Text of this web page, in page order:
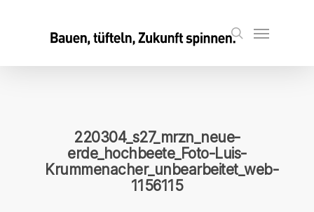
search
Menu
220304_s27_mrzn_neue-
erde_hochbeete_Foto-Luis-
Krummenacher_unbearbeitet_web-
1156115